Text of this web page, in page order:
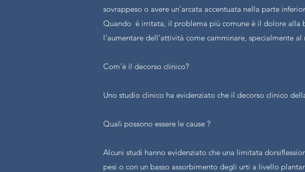
sovrappeso o avere un'arcata accentuata nella parte
Quando è irritata, il problema più comune è il dolore alla
l'aumentare dell'attività come camminare, specialmente
Com'è il decorso clinico?
Uno studio clinico ha evidenziato che il decorso clinico
Quali possono essere le cause ?
Alcuni studi hanno evidenziato che una limitata
pesi o con un basso assorbimento degli urti a livello